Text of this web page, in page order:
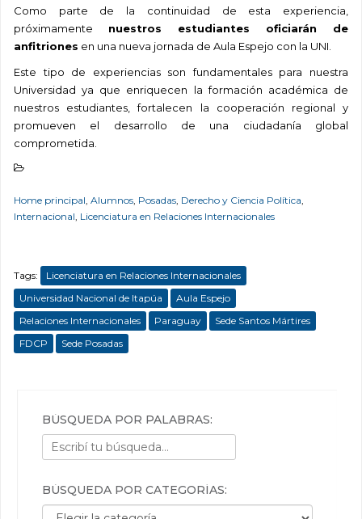
Como parte de la continuidad de esta experiencia,
próximamente nuestros estudiantes oficiarán de
anfitriones en una nueva jornada de Aula Espejo con la UNI.
Este tipo de experiencias son fundamentales para nuestra
Universidad ya que enriquecen la formación académica de
nuestros estudiantes, fortalecen la cooperación regional y
promueven el desarrollo de una ciudadanía global
comprometida.
Home principal, Alumnos, Posadas, Derecho y Ciencia Política,
Internacional, Licenciatura en Relaciones Internacionales
Tags:
Licenciatura en Relaciones Internacionales
Universidad Nacional de Itapúa
Aula Espejo
Relaciones Internacionales
Paraguay
Sede Santos Mártires
FDCP
Sede Posadas
BÚSQUEDA POR PALABRAS:
BÚSQUEDA POR CATEGORÍAS:
Búsqueda por categorías: